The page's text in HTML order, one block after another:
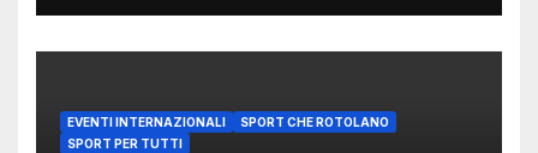
EVENTI INTERNAZIONALI
SPORT CHE ROTOLANO
SPORT PER TUTTI